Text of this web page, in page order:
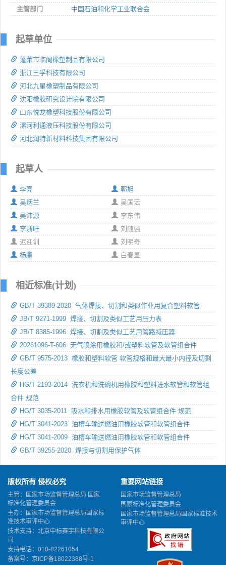
主管部门
中国石油和化学工业联合会
起草单位
蓬莱市临阁橡塑制品有限公司
浙江三孚科技有限公司
河北九星橡塑制品有限公司
沈阳橡胶研究设计院有限公司
山东悦龙橡塑科技股份有限公司
漯河利通液压科技股份有限公司
河北润特新材料科技集团有限公司
起草人
李亮
郭旭
吴炳兰
吴国沄
吴沛源
李东伟
李浙旺
刘随强
迟迎训
刘明奇
杨鹏
白春显
相近标准(计划)
GB/T 39389-2020 气体焊接、切割和类似作业用复合塑料软管
JB/T 9271-1999 焊接、切割及类似工艺用压力表
JB/T 8385-1996 焊接、切割及类似工艺用管路减压器
20261096-T-606 无气喷涂用橡胶和/或塑料软管及软管组合件
GB/T 9575-2013 橡胶和塑料软管 软管规格和最大最小内径及切割
长度公差
HG/T 2193-2014 洗衣机和洗碗机用橡胶和塑料进水软管和软管组
合件 规范
HG/T 3035-2011 吸水和排水用橡胶软管及软管组合件 规范
HG/T 3041-2023 油槽车输送燃油用橡胶软管和软管组合件
HG/T 3041-2009 油槽车输送燃油用橡胶软管和软管组合件
GB/T 39255-2020 焊接与切割用保护气体
版权所有 侵权必究
主管：国家市场监督管理总局 国家
标准化管理委员会
主办：国家市场监督管理总局国家标
准技术审评中心
技术支持：北京中标赛宇科技有限公
司
支持电话：010-82261054
备案号： 京ICP备18022388号-1
重要网站链接
国家市场监督管理总局
国家标准化管理委员会
国家市场监督管理总局国家标准技术
审评中心